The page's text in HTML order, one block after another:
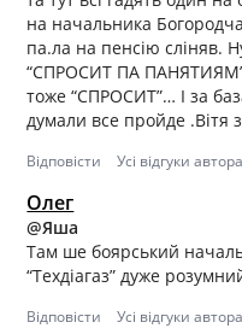
на начальника
па.ла на пенсію сліняв.
“СПРОСИТ ПА ПАНЯТИЯМ”
тоже “СПРОСИТ”… І за
думали все пройде .Вітя
Відповісти Усі відгуки автора
Олег
@Яша
Там ше боярський
“Техдіагаз” дуже
Відповісти Усі відгуки автора